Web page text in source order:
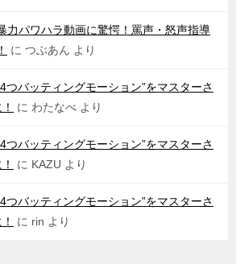
力パワハラ動画に驚愕！罵声・怒声指導
に つぶあん より
つバッティングモーション”をマスターさ
に わたなべ より
つバッティングモーション”をマスターさ
に KAZU より
つバッティングモーション”をマスターさ
に rin より